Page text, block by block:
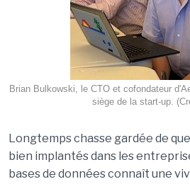
Brian Bulkowski, le CTO et cofondateur
siège de la start-up.
Longtemps chasse gardée de
bien implantés dans les
bases de données connaît une